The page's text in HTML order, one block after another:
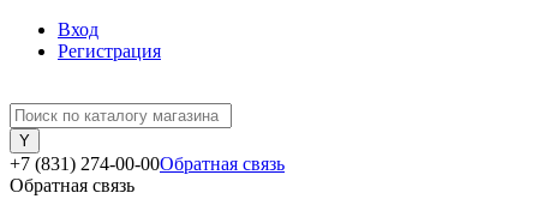
Вход
Регистрация
+7 (831) 274-00-00Обратная связь
Обратная связь